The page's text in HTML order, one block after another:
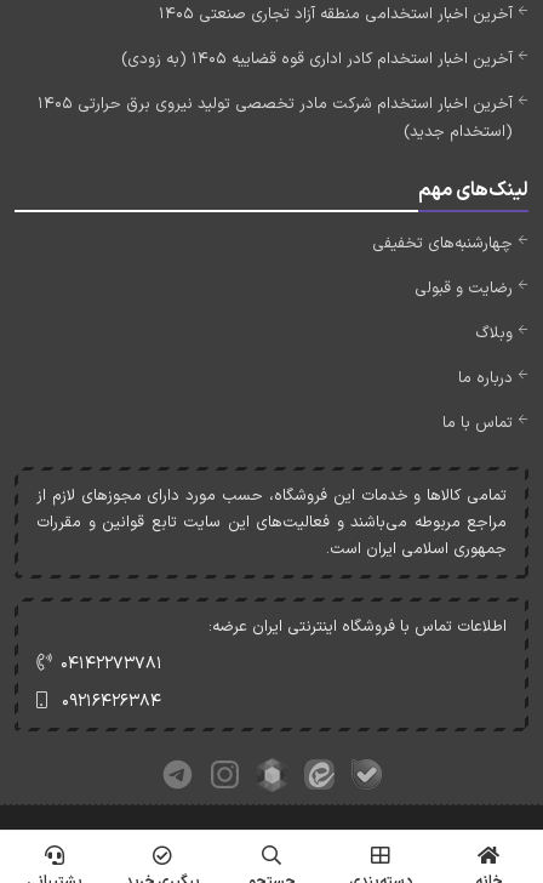
آخرین اخبار استخدامی منطقه آزاد تجاری صنعتی 1405
آخرین اخبار استخدام کادر اداری قوه قضاییه 1405 (به زودی)
آخرین اخبار استخدام شرکت مادر تخصصی تولید نیروی برق حرارتی 1405
(استخدام جدید)
لینک‌های مهم
چهارشنبه‌های تخفیفی
رضایت و قبولی
وبلاگ
درباره ما
تماس با ما
تمامی کالاها و خدمات اين فروشگاه، حسب مورد دارای مجوزهای لازم از
مراجع مربوطه می‌باشند و فعاليت‌های اين سايت تابع قوانين و مقررات
جمهوری اسلامی ايران است.
اطلاعات تماس با فروشگاه اینترنتی ایران عرضه:
۰۴۱۴۲۲۷۳۷۸۱
۰۹۲۱۶۴۲۶۳۸۴